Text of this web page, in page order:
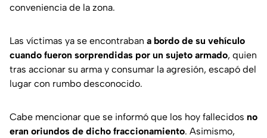
conveniencia de la zona.
Las víctimas ya se encontraban a bordo de su vehículo
cuando fueron sorprendidas por un sujeto armado, quien
tras accionar su arma y consumar la agresión, escapó del
lugar con rumbo desconocido.
Cabe mencionar que se informó que los hoy fallecidos no
eran oriundos de dicho fraccionamiento. Asimismo,